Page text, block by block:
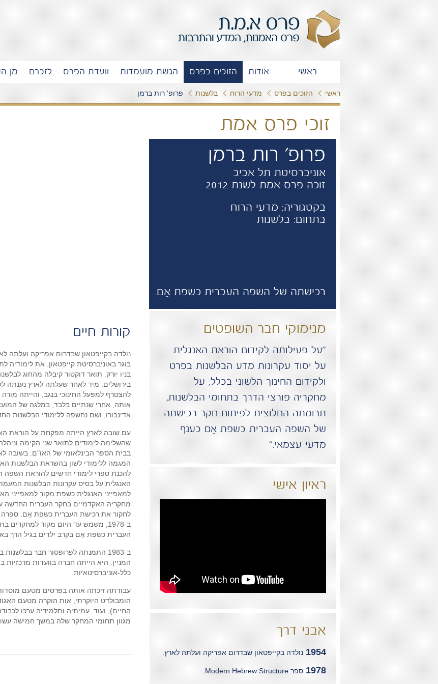
ראשי אודות הזוכים בפרס הגשת מועמדות וועדת הפרס לזכרם מן
ראשי הזוכים בפרס מדעי הרוח בלשנות פרופ' רות ברמן
זוכי פרס אמת
פרופ' רות ברמן
אוניברסיטת תל אביב
זוכה פרס אמת לשנת 2012
בקטגוריה: מדעי הרוח
בתחום: בלשנות
רכישתה של השפה העברית כשפת אֵם.
מנימוקי חבר השופטים
“על פעילותה לקידום הוראת האנגלית
על יסוד עקרונות מדע הבלשנות בפרט
ולקידום החינוך הלשוני בכלל; על
מחקריה פורצי הדרך בתחומי הבלשנות,
תרומתה החלוצית לפיתוח חקר רכישתה
של השפה העברית כשפת אֵם כענף
מדעי עצמאי.”
ראיון אישי
אבני דרך
1954 נולדה בקייפטאון שבדרום אפריקה ועלתה לארץ.
1978 ספר Modern Hebrew Structure.
קורות חיים
בוגר באוניברסיטת קייפטאון. את לימודיה
בניו יורק. תואר דוקטור קיבלה מהחוג
בירושלים. מיד לאחר שעלתה לארץ נענתה
להצטרף למפעל החינוכי בנגב, והייתה
אותה, אחרי שנתיים בלבד, במלגה של
אדינבורו, ושם נחשפה ללימודי הבלשנות
עם שובה לארץ הייתה מפקחת על הוראת
שהשלימה לימודים לתואר שני הקימה
בבית הספר הבינלאומי של האו"ם. בשובה
המגמה ללימודי לשון בהשראת הבלשנות
להכנת ספרי לימודי חדשים להוראת השפה
האנגלית על בסיס עקרונות הבלשנות
למאפייני האנגלית כשפת מקור למאפייני
מחקריה האקדמיים בחקר העברית החדשה
ב-1978, משמש עד היום מקור
העברית כשפת אֵם בקרב ילדים בגיל הרך
המניין. היא הייתה חברה בוועדות מרכזיות
כלל-אוניברסיטאיות.
עבודתה זיכתה אותה בפרסים מטעם מוסדות
הומבולדט היוקרתי, אות הוקרה מטעם
החיים), ועוד. עמיתיה ותלמידיה ערכו
מגוון תחומי המחקר שלה במשך חמישה